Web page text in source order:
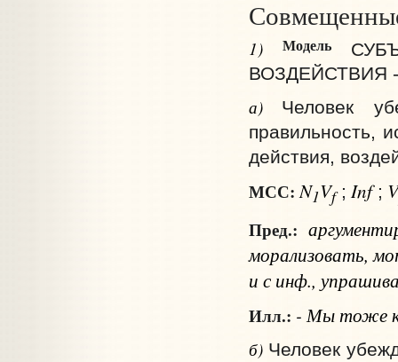
1)Модель
ВОЗДЕЙСТВИЯ -
а) Человек
правильность,
действия,
МСС: N1Vf; Inf; V
Пред.:
морализовать,
и с инф.,
Илл.: - Мы тоже
б) Человек